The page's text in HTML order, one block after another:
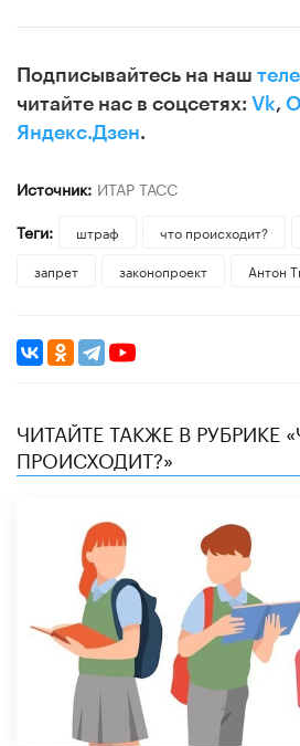
Подписывайтесь на наш
читайте нас в соцсетях: Vk,
Яндекс.Дзен.
Источник: ИТАР ТАСС
Теги:
штраф что происходит?
запрет
законопроект Антон
ЧИТАЙТЕ ТАКЖЕ В РУБРИКЕ
ПРОИСХОДИТ?»